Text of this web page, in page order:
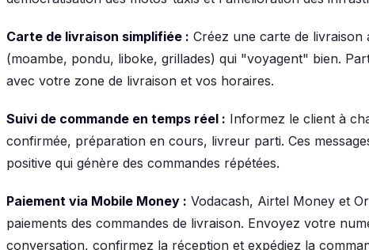
Carte de livraison simplifiée : Créez une carte de
(moambe, pondu, liboke, grillades) qui "voyagent" bien.
avec votre zone de livraison et vos horaires.
Suivi de commande en temps réel : Informez le client à
confirmée, préparation en cours, livreur parti. Ces
positive qui génère des commandes répétées.
Paiement via Mobile Money : Vodacash, Airtel Money et
paiements des commandes de livraison. Envoyez votre
conversation, confirmez la réception et expédiez la